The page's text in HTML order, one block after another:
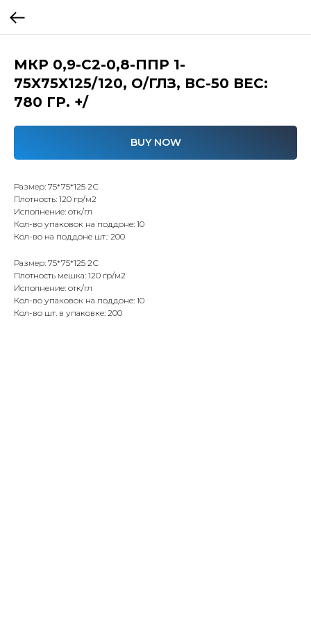
МКР 0,9-С2-0,8-ППР 1-
75X75X125/120, О/ГЛЗ, ВС-50 ВЕС:
780 ГР. +/
BUY NOW
Размер: 75*75*125 2С
Плотность: 120 гр/м2
Исполнение: отк/гл
Кол-во упаковок на поддоне: 10
Кол-во на поддоне шт.: 200
Размер: 75*75*125 2С
Плотность мешка: 120 гр/м2
Исполнение: отк/гл
Кол-во упаковок на поддоне: 10
Кол-во шт. в упаковке: 200